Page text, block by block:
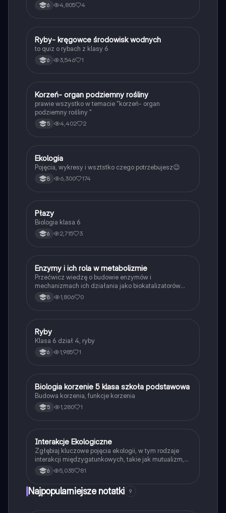
6 4,805 4
RBiologia
Ryby- kręgowce środowisk wodnych
to quiz o rybach z klasy 6
6 3,546 1
KBiologia
Korzeń- organ podziemny rośliny
prawie wszystko w temacie "korzeń- organ
podziemny rośliny "
5 4,402 2
Biologia
Ekologia
Pojęcia, wykresy i wsztstko czego potrzebujesz😉
8 6,300 174
PBiologia
Płazy
Biologia klasa 6
6 2,715 3
EBiologia
Enzymy i ich rola w metabolizmie
Przećwicz wiedzę o budowie enzymów i
mechanizmach ich działania jako biokatalizatorów
przyspieszających reakcje.
8 1,806 0
RBiologia
Ryby
Klasa 6 dział 4, ryby
6 1,985 1
BBiologia
Biologia korzenie 5 klasa szkoła podstawowa
Budowa korzenia, funkcje korzenia
5 1,280 1
Biologia
Interakcje Ekologiczne
Zgłębiaj kluczowe pojęcia ekologii, w tym rodzaje
interakcji międzygatunkowych, takie jak mutualizm,
komensalizm, drapieżnictwo i pasożytnictwo.
Dowiedz się o strukturze populacji, ekosystemach
studentów biologii i ekologii. Typ: podsumowanie.
6 5,035 81
Najpopularniejsze notatki 9